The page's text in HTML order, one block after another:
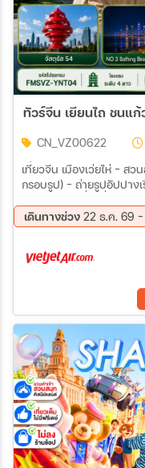
CN_VZ00622
เที่ยวจีน เมืองเว่ยไห่ - สว
กรอบรูป) – ถ่ายรูปอัปปาง
สะพานจ้านเฉียว - ชมวิวเ
ซาน - จัตุรัส 54 – NO 3
ซาจื่อโข่ว - ถนนหลงเจียง
(รวมชิมเบียร์) – เสี่ยวหม่
เดินทางช่วง 22 ธ.ค. 69